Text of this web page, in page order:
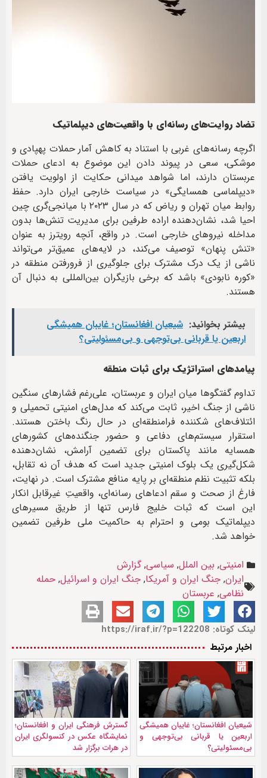
تضاد روایت‌های رسانه‌ای با واقعیت‌های دیپلماتیک
اگرچه رسانه‌های غربی با استناد به کاهش آمار حملات پهپادی و
موشکی، سعی در پیوند دادن این موضوع به ادعای حملات
عربستان دارند، اما شواهد میدانی حکایت از اولویت یافتن
«دیپلماسی همسایگی» در سیاست خارجی ایران دارد. حفظ
روابط میان تهران و ریاض که در سال ۲۰۲۳ با میانجی‌گری چین
احیا شد، نشان‌دهنده اراده طرفین برای مدیریت تنش‌ها بدون
مداخله نیروهای خارجی است. در واقع، آنچه رویترز به عنوان
«تنش پنهان» توصیف می‌کند، در لایه‌های عمیق‌تر می‌تواند
ناشی از یک درک مشترک برای جلوگیری از فرورفتن منطقه در
«کوره نابودی» باشد که برخی بازیگران بین‌المللی به دنبال آن
هستند.
بیشتر بخوانید: شیعیان افغانستان؛ غایبان همیشگی
اربعین یا قربانی بی‌توجهی و بی‌مسئولیتی؟
پیامدهای استراتژیک برای ثبات منطقه
تداوم گفتگوها میان ایران و عربستان، علی‌رغم فشارهای سنگین
ناشی از جنگ اخیر، ثابت می‌کند که مدل‌های امنیتی تحمیلی و
ائتلاف‌های شکننده فرامنطقه‌ای در حال رنگ باختن هستند.
استقرار سیستم‌های دفاعی و حضور جنگنده‌های کشورهای
همسایه مانند پاکستان برای تضمین آرامش، نشان‌دهنده
شکل‌گیری یک بلوک امنیتی جدید است که هدف آن نه تقابل،
بلکه تثبیت نظم منطقه‌ای بر پایه منافع مشترک است. در نهایت،
فارغ از صحت و سقم ادعاهای رسانه‌ای، واقعیتِ غیرقابل انکار
این است که ثبات خلیج فارس تنها از طریق مسیرهای
دیپلماتیک بومی و احترام به حاکمیت ملی طرفین تضمین
خواهد شد.
امنیتی, بین الملل, سیاسی,گزارش
ایران, جنگ ایران و آمریکا, جنگ ایران و اسرائیل, حمله
نظامی, عربستان
لینک کوتاه: https://iraf.ir/?p=122208
اخبار مرتبط
شیعیان افغانستان؛ غایبان همیشگی
اربعین یا قربانی بی‌توجهی و
بی‌مسئولیتی؟
گسترش فرهنگی ایران و افغانستان؛
نمایشگاه عکس در کنسولگری ایران
در هرات برگزار شد